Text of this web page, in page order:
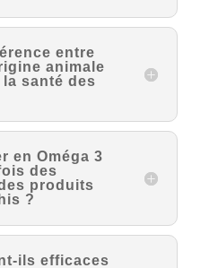
entre
animale
santé des
en Oméga 3
des
produits
?
ils efficaces